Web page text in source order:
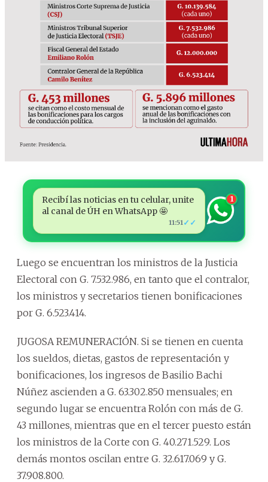
Recibí las noticias en tu celular, unite
al canal de ÚH en WhatsApp 🤩
11:51✓✓
1
Luego se encuentran los ministros de la Justicia
Electoral con G. 7.532.986, en tanto que el contralor,
los ministros y secretarios tienen bonificaciones
por G. 6.523.414.
JUGOSA REMUNERACIÓN. Si se tienen en cuenta
los sueldos, dietas, gastos de representación y
bonificaciones, los ingresos de Basilio Bachi
Núñez ascienden a G. 63.302.850 mensuales; en
segundo lugar se encuentra Rolón con más de G.
43 millones, mientras que en el tercer puesto están
los ministros de la Corte con G. 40.271.529. Los
demás montos oscilan entre G. 32.617.069 y G.
37.908.800.